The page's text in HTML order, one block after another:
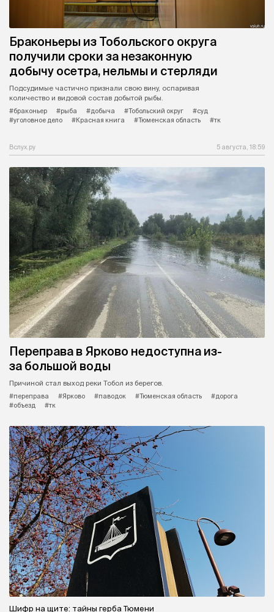
Браконьеры из Тобольского округа
получили сроки за незаконную
добычу осетра, нельмы и стерляди
Подсудимые частично признали свою вину, оспаривая
количество и видовой состав добытой рыбы.
#браконьер
#рыба #добыча #Тобольский округ
#суд
#уголовное дело
#Красная книга #Тюменская область #тк
Вслух.ру 5 августа, 18:59
Переправа в Ярково недоступна из-
за большой воды
Причиной стал выход реки Тобол из берегов.
#переправа
#Ярково #паводок #Тюменская область
#дорога
#объезд
#тк
Шифр на щите: тайны герба Тюмени